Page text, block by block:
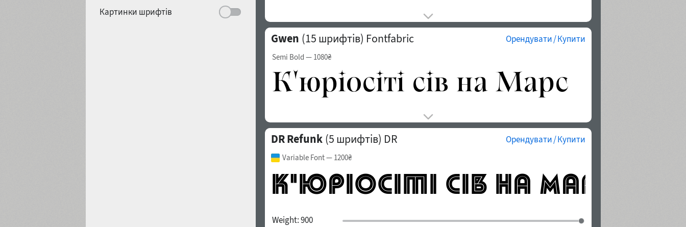
Картинки шрифтів
Gwen (15 шрифтів) Fontfabric Орендувати / Купити
Semi Bold — 1080₴
DR Refunk (5 шрифтів) DR Орендувати / Купити
Variable Font— 1200₴
Weight:900